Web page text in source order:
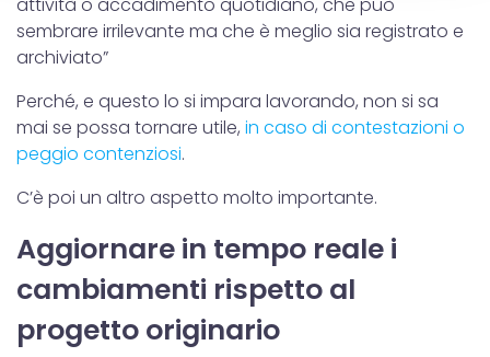
dalla Dichiarazione sui cookie.
annunci, per fornire funzionalità dei social media e per
analizzare il nostro traffico. Condividiamo inoltre
informazioni sul modo in cui utilizzi il nostro sito con i
pubblicità e social media, i quali potrebbero combinarle
raccolto dal tuo utilizzo dei loro servizi.
sembrare irrilevante ma che è meglio sia registrato e
archiviato”
Perché, e questo lo si impara lavorando, non si sa
mai se possa tornare utile, in caso di contestazioni o
peggio contenziosi.
C’è poi un altro aspetto molto importante.
Aggiornare in tempo reale i
cambiamenti rispetto al
progetto originario